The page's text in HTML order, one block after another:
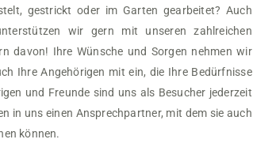
gestrickt oder im Garten gearbeitet? Auch
wir gern mit unseren zahlreichen
davon! Ihre Wünsche und Sorgen nehmen wir
Ihre Angehörigen mit ein, die Ihre Bedürfnisse
und Freunde sind uns als Besucher jederzeit
in uns einen Ansprechpartner, mit dem sie auch
können.